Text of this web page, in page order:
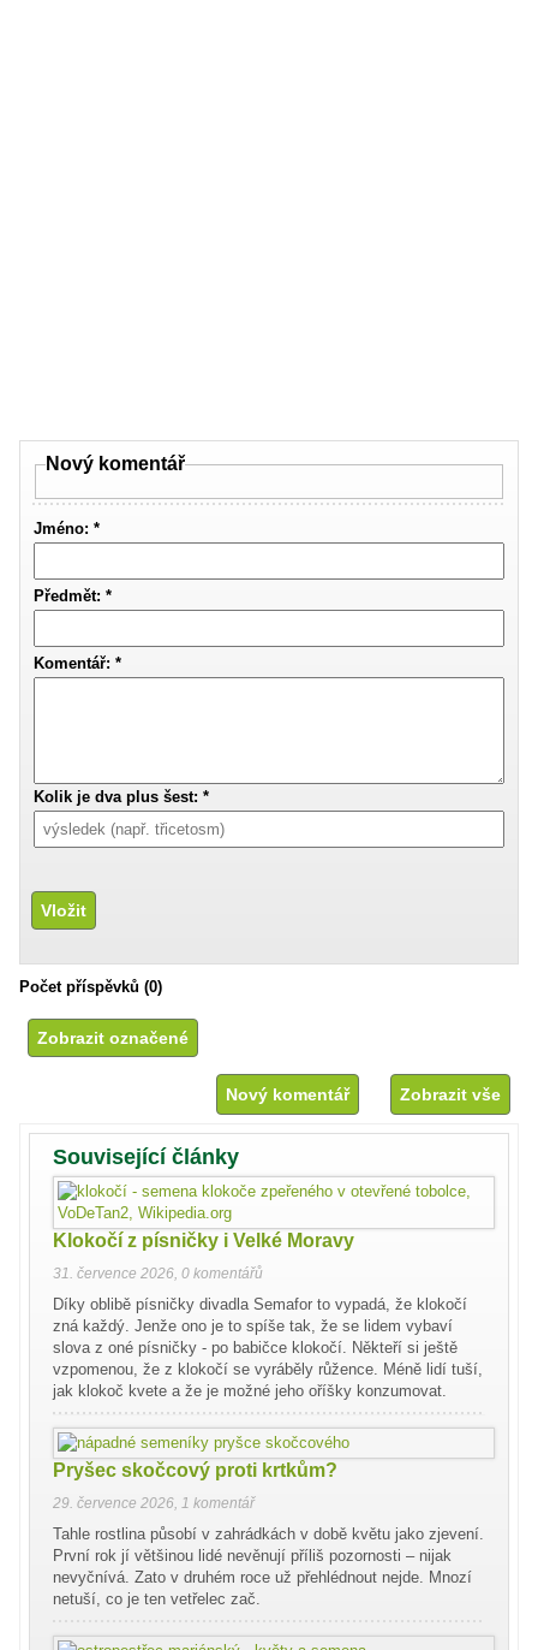
Nový komentář
Jméno: *
Předmět: *
Komentář: *
Kolik je dva plus šest: *
Počet příspěvků (0)
Nový komentář Zobrazit vše
Související články
Klokočí z písničky i Velké Moravy
31. července 2026, 0 komentářů
Díky oblibě písničky divadla Semafor to vypadá, že klokočí
zná každý. Jenže ono je to spíše tak, že se lidem vybaví
slova z oné písničky - po babičce klokočí. Někteří si ještě
vzpomenou, že z klokočí se vyráběly růžence. Méně lidí tuší,
jak klokoč kvete a že je možné jeho oříšky konzumovat.
Pryšec skočcový proti krtkům?
29. července 2026, 1 komentář
Tahle rostlina působí v zahrádkách v době květu jako zjevení.
První rok jí většinou lidé nevěnují příliš pozornosti – nijak
nevyčnívá. Zato v druhém roce už přehlédnout nejde. Mnozí
netuší, co je ten vetřelec zač.